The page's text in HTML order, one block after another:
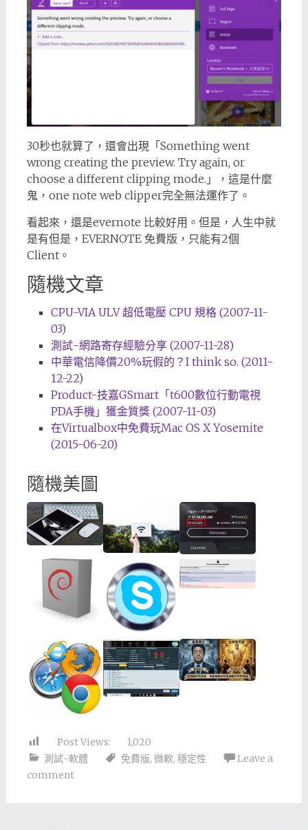
30秒也就算了，還會出現「Something went
wrong creating the preview. Try again, or
choose a different clipping mode.」，這是什麼
鬼，one note web clipper完全無法運作了。
看起來，還是evernote 比較好用。但是，人生中就
是有但是，EVERNOTE 免費版，只能有2個
Client。
隨機文章
CPU-VIA ULV 超低電壓 CPU 規格 (2007-11-
03)
測試-網路寄存經驗分享 (2007-11-28)
中華電信降價20%玩假的？I think so. (2011-
12-22)
Product-技嘉GSmart「t600數位行動電視
PDA手機」獲金質獎 (2007-11-03)
在Virtualbox中免費玩Mac OS X Yosemite
(2015-06-20)
隨機美圖
Post Views:
1,020
測試-軟體
免費版, 微軟, 穩定性
Leave a
comment